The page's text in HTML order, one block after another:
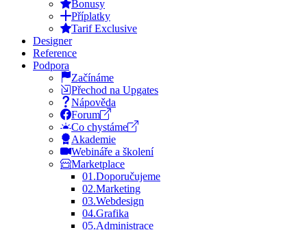
Bonusy
Příplatky
Tarif Exclusive
Designer
Reference
Podpora
Začínáme
Přechod na Upgates
Nápověda
Forum
Co chystáme
Akademie
Webináře a školení
Marketplace
01.Doporučujeme
02.Marketing
03.Webdesign
04.Grafika
05.Administrace